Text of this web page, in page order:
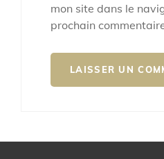
mon site dans le
prochain